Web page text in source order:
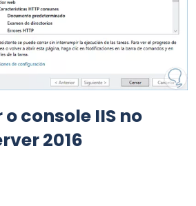
console IIS no
2016